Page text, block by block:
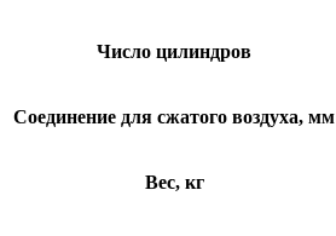
Число цилиндров
Соединение для сжатого воздуха, мм
Вес, кг